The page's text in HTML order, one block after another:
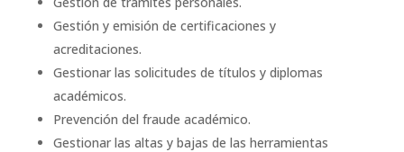
Gestión y emisión de certificaciones y
acreditaciones.
Gestionar las solicitudes de títulos y diplomas
académicos.
Prevención del fraude académico.
Gestionar las altas y bajas de las herramientas